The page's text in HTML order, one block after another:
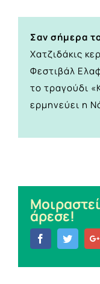
Σαν σήμερα
Χατζιδάκις
Φεστιβάλ
το τραγούδι
ερμηνεύει η
άρεσε!
FacebookTwitter